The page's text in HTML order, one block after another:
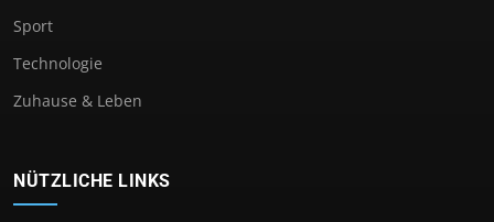
Sport
Technologie
Zuhause & Leben
NÜTZLICHE LINKS